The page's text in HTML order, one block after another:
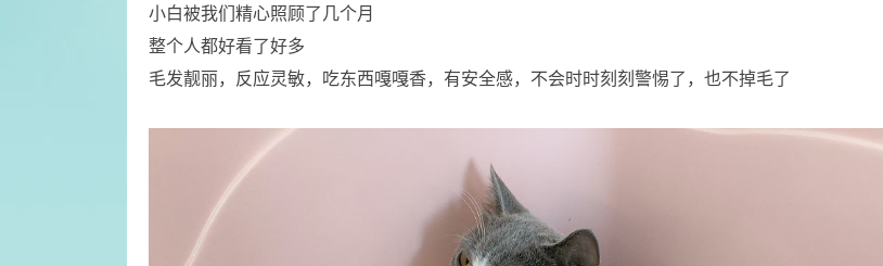
小白被我们精心照顾了几个月
​整个人都好看了好多
​毛发靓丽，反应灵敏，吃东西嘎嘎香，有安全感，不会时时刻刻警惕了，也不掉毛了